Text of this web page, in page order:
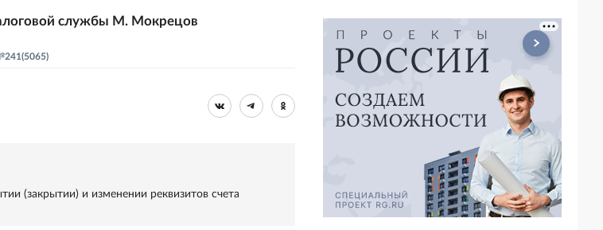
службы М. Мокрецов
(закрытии) и изменении реквизитов счета